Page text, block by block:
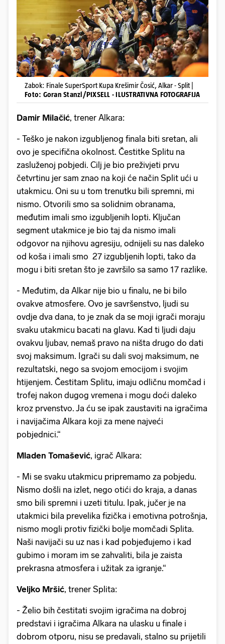
Zabok: Finale SuperSport Kupa Krešimir Čosić, Alkar - Split |
Foto: Goran Stanzl/PIXSELL - ILUSTRATIVNA FOTOGRAFIJA
Damir Milačić, trener Alkara:
- Teško je nakon izgubljenog finala biti sretan, ali
ovo je specifična okolnost. Čestitke Splitu na
zasluženoj pobjedi. Cilj je bio preživjeti prvu
četvrtinu jer sam znao na koji će način Split ući u
utakmicu. Oni su u tom trenutku bili spremni, mi
nismo. Otvorili smo sa solidnim obranama,
međutim imali smo izgubljenih lopti. Ključan
segment utakmice je bio taj da nismo imali
odgovor na njihovu agresiju, odnijeli su nas daleko
od koša i imali smo 27 izgubljenih lopti, tako da
mogu i biti sretan što je završilo sa samo 17 razlike.
- Međutim, da Alkar nije bio u finalu, ne bi bilo
ovakve atmosfere. Ovo je savršenstvo, ljudi su
ovdje dva dana, to je znak da se moji igrači moraju
svaku utakmicu bacati na glavu. Kad ti ljudi daju
ovakvu ljubav, nemaš pravo na ništa drugo do dati
svoj maksimum. Igrači su dali svoj maksimum, ne
rezultatski, nego sa svojom emocijom i svojim
htijenjem. Čestitam Splitu, imaju odličnu momčad i
trofej nakon dugog vremena i mogu doći daleko
kroz prvenstvo. Ja ću se ipak zaustaviti na igračima
i navijačima Alkara koji za mene najveći
pobjednici.“
Mladen Tomašević, igrač Alkara:
- Mi se svaku utakmicu pripremamo za pobjedu.
Nismo došli na izlet, nego otići do kraja, a danas
smo bili spremni i uzeti titulu. Ipak, jučer je na
utakmici bila prevelika fizička i emotivna potrošnja,
nismo mogli protiv fizički bolje momčadi Splita.
Naši navijači su uz nas i kad pobjeđujemo i kad
gubimo i moram im se zahvaliti, bila je zaista
prekrasna atmosfera i užitak za igranje.“
Veljko Mršić, trener Splita:
- Želio bih čestitati svojim igračima na dobroj
predstavi i igračima Alkara na ulasku u finale i
dobrom otporu, nisu se predavali, stalno su prijetili